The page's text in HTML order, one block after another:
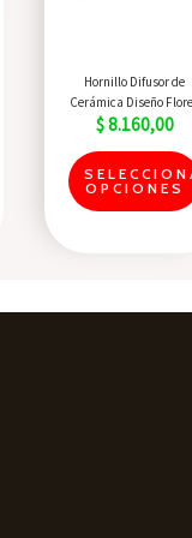
Quick View
Hornillo Difusor de
Cerámica Diseño
$8.160,00
OPCIONES